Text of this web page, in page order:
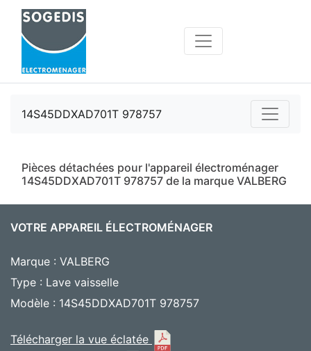
14S45DDXAD701T 978757
Pièces détachées pour l'appareil électroménager
14S45DDXAD701T 978757 de la marque VALBERG
VOTRE APPAREIL ÉLECTROMÉNAGER
Marque : VALBERG
Type : Lave vaisselle
Modèle : 14S45DDXAD701T 978757
Télécharger la vue éclatée